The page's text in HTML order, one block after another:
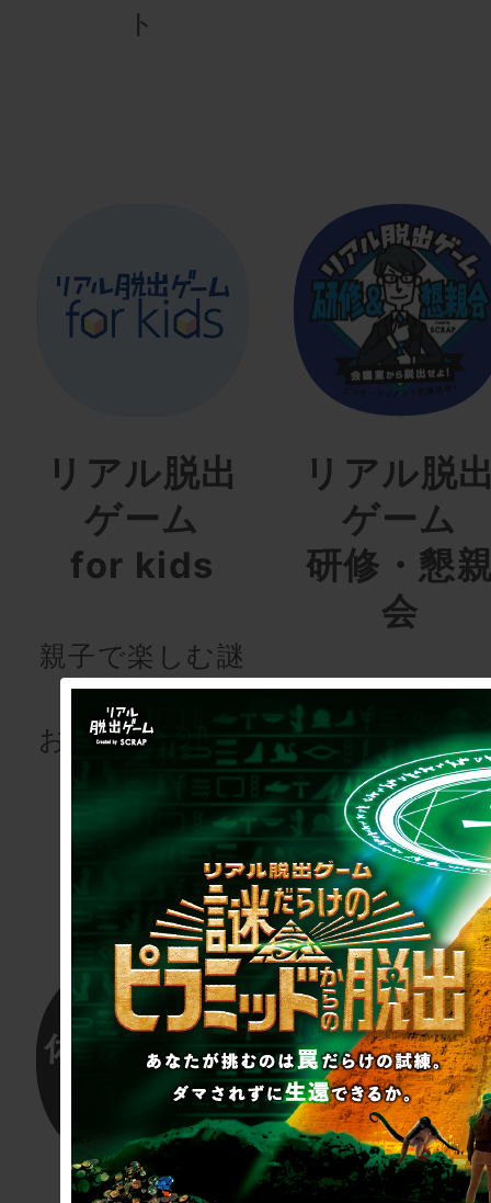
ト
リアル脱出
ゲーム
for kids
親子で楽しむ謎
解きを
お届けします！
リアル脱
ゲーム
研修・懇
会
研修用・懇親
用会議
室型リアル脱
ゲーム